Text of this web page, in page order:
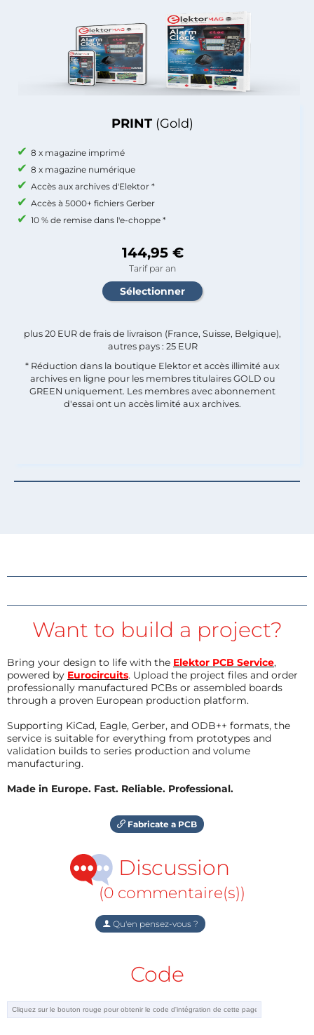
PRINT (Gold)
8 x magazine imprimé
8 x magazine numérique
Accès aux archives d'Elektor *
Accès à 5000+ fichiers Gerber
10 % de remise dans l'e-choppe *
144,95 €
Tarif par an
plus 20 EUR de frais de livraison (France, Suisse, Belgique),
autres pays : 25 EUR
* Réduction dans la boutique Elektor et accès illimité aux
archives en ligne pour les membres titulaires GOLD ou
GREEN uniquement. Les membres avec abonnement
d'essai ont un accès limité aux archives.
Want to build a project?
Bring your design to life with the Elektor PCB Service,
powered by Eurocircuits. Upload the project files and order
professionally manufactured PCBs or assembled boards
through a proven European production platform.
Supporting KiCad, Eagle, Gerber, and ODB++ formats, the
service is suitable for everything from prototypes and
validation builds to series production and volume
manufacturing.
Made in Europe. Fast. Reliable. Professional.
Fabricate a PCB
Discussion
(0 commentaire(s))
Qu'en pensez-vous ?
Code